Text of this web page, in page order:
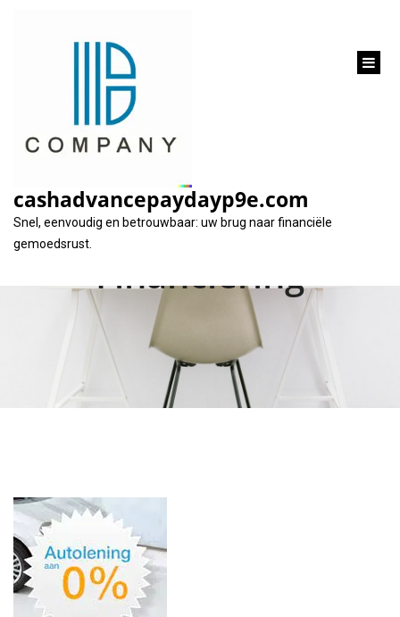
cashadvancepaydayp9e.com
Snel, eenvoudig en betrouwbaar: uw brug naar financiële
gemoedsrust.
Vind de Goedkoopste
Autolening: Tips voor
Voordelige
Financiering